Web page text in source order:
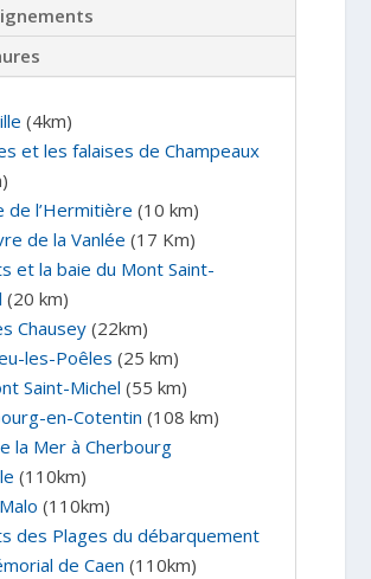
(4km)
et les falaises de Champeaux
de l’Hermitière (10 km)
de la Vanlée (17 Km)
et la baie du Mont Saint-
(20 km)
Chausey(22km)
les-Poêles (25 km)
Saint-Michel (55 km)
en-Cotentin (108 km)
la Mer à Cherbourg
(110km)
(110km)
des Plages du débarquement
de Caen (110km)